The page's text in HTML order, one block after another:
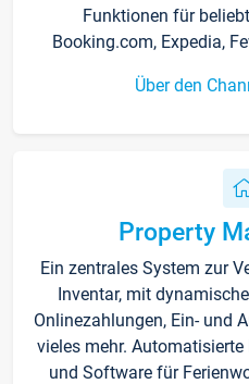
Funktionen für
Booking.com, Expedia,
Über den
Property
Ein zentrales System zur
Inventar, mit
Onlinezahlungen, Ein- und
vieles mehr.
und Software für